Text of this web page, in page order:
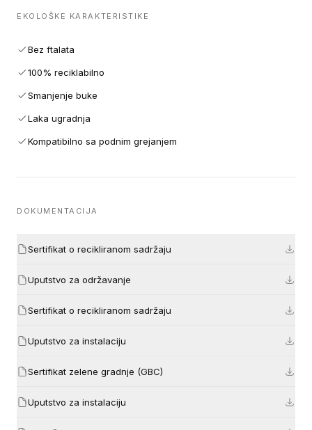
EKOLOŠKE KARAKTERISTIKE
Bez ftalata
100% reciklabilno
Smanjenje buke
Laka ugradnja
Kompatibilno sa podnim grejanjem
DOKUMENTACIJA
Sertifikat o recikliranom sadržaju
Uputstvo za održavanje
Sertifikat o recikliranom sadržaju
Uputstvo za instalaciju
Sertifikat zelene gradnje (GBC)
Uputstvo za instalaciju